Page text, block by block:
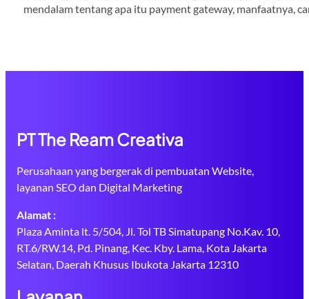
mendalam tentang apa itu payment gateway, manfaatnya,
PT The Ream Creativa
Perusahaan yang bergerak di pembuatan Website,
layanan SEO dan Digital Marketing
Alamat :
Plaza Aminta lt. 5/504, Jl. Tol TB Simatupang No.Kav. 10,
RT.6/RW.14, Pd. Pinang, Kec. Kby. Lama, Kota Jakarta
Selatan, Daerah Khusus Ibukota Jakarta 12310